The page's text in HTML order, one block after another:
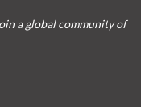
a global community of